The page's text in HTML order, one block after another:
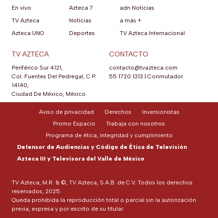
En vivo
TV Azteca
Azteca UNO
Azteca 7
Noticias
Deportes
adn Noticias
a más +
TV Azteca Internacional
TV AZTECA
Periférico Sur 4121,
Col. Fuentes Del Pedregal, C.P.
14140,
Ciudad De México, México.
CONTACTO
contacto@tvazteca.com
55 1720 1313
Conmutador
TV Azteca, M.R. & ©, TV Azteca, S.A.B. de C.V. Todos los derechos
reservados, 2025.
Queda prohibida la reproducción total o parcial sin la autorización
previa, expresa y por escrito de su titular.
Aviso de privacidad Derechos
Inversionistas
Promo Espacio
Trabaja con nosotros
Programa de ética, integridad y cumplimiento
Defensor de Audiencias y Código de Ética de Televisión
Azteca III y Televisora del Valle de México